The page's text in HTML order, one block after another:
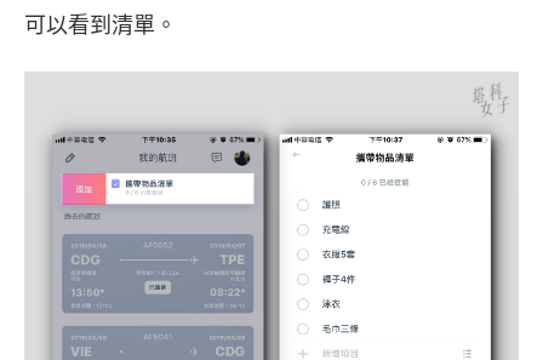
可以看到清單。